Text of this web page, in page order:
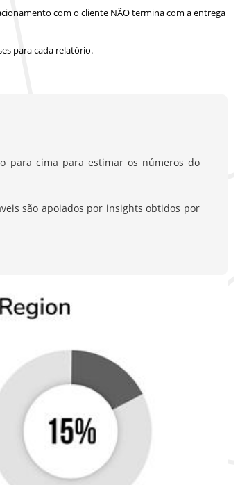
com o cliente NÃO termina com a entrega
para cada relatório.
para cima para estimar os números do
são apoiados por insights obtidos por